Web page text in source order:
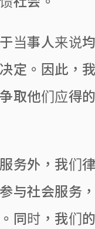
当事人来说
定。因此，
取他们应得
务外，我们
与社会服务
同时，我们